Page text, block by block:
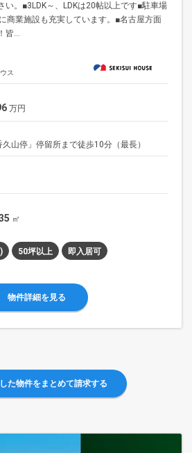
い。■3LDK～、LDKは20帖以上です■駐車場
商業施設も充実しています。■名古屋方面
皆...
ス
万円
久山停」停留所まで徒歩10分（最長）
㎡
50坪以上 即入居可
物件詳細を見る
た物件をまとめて請求する